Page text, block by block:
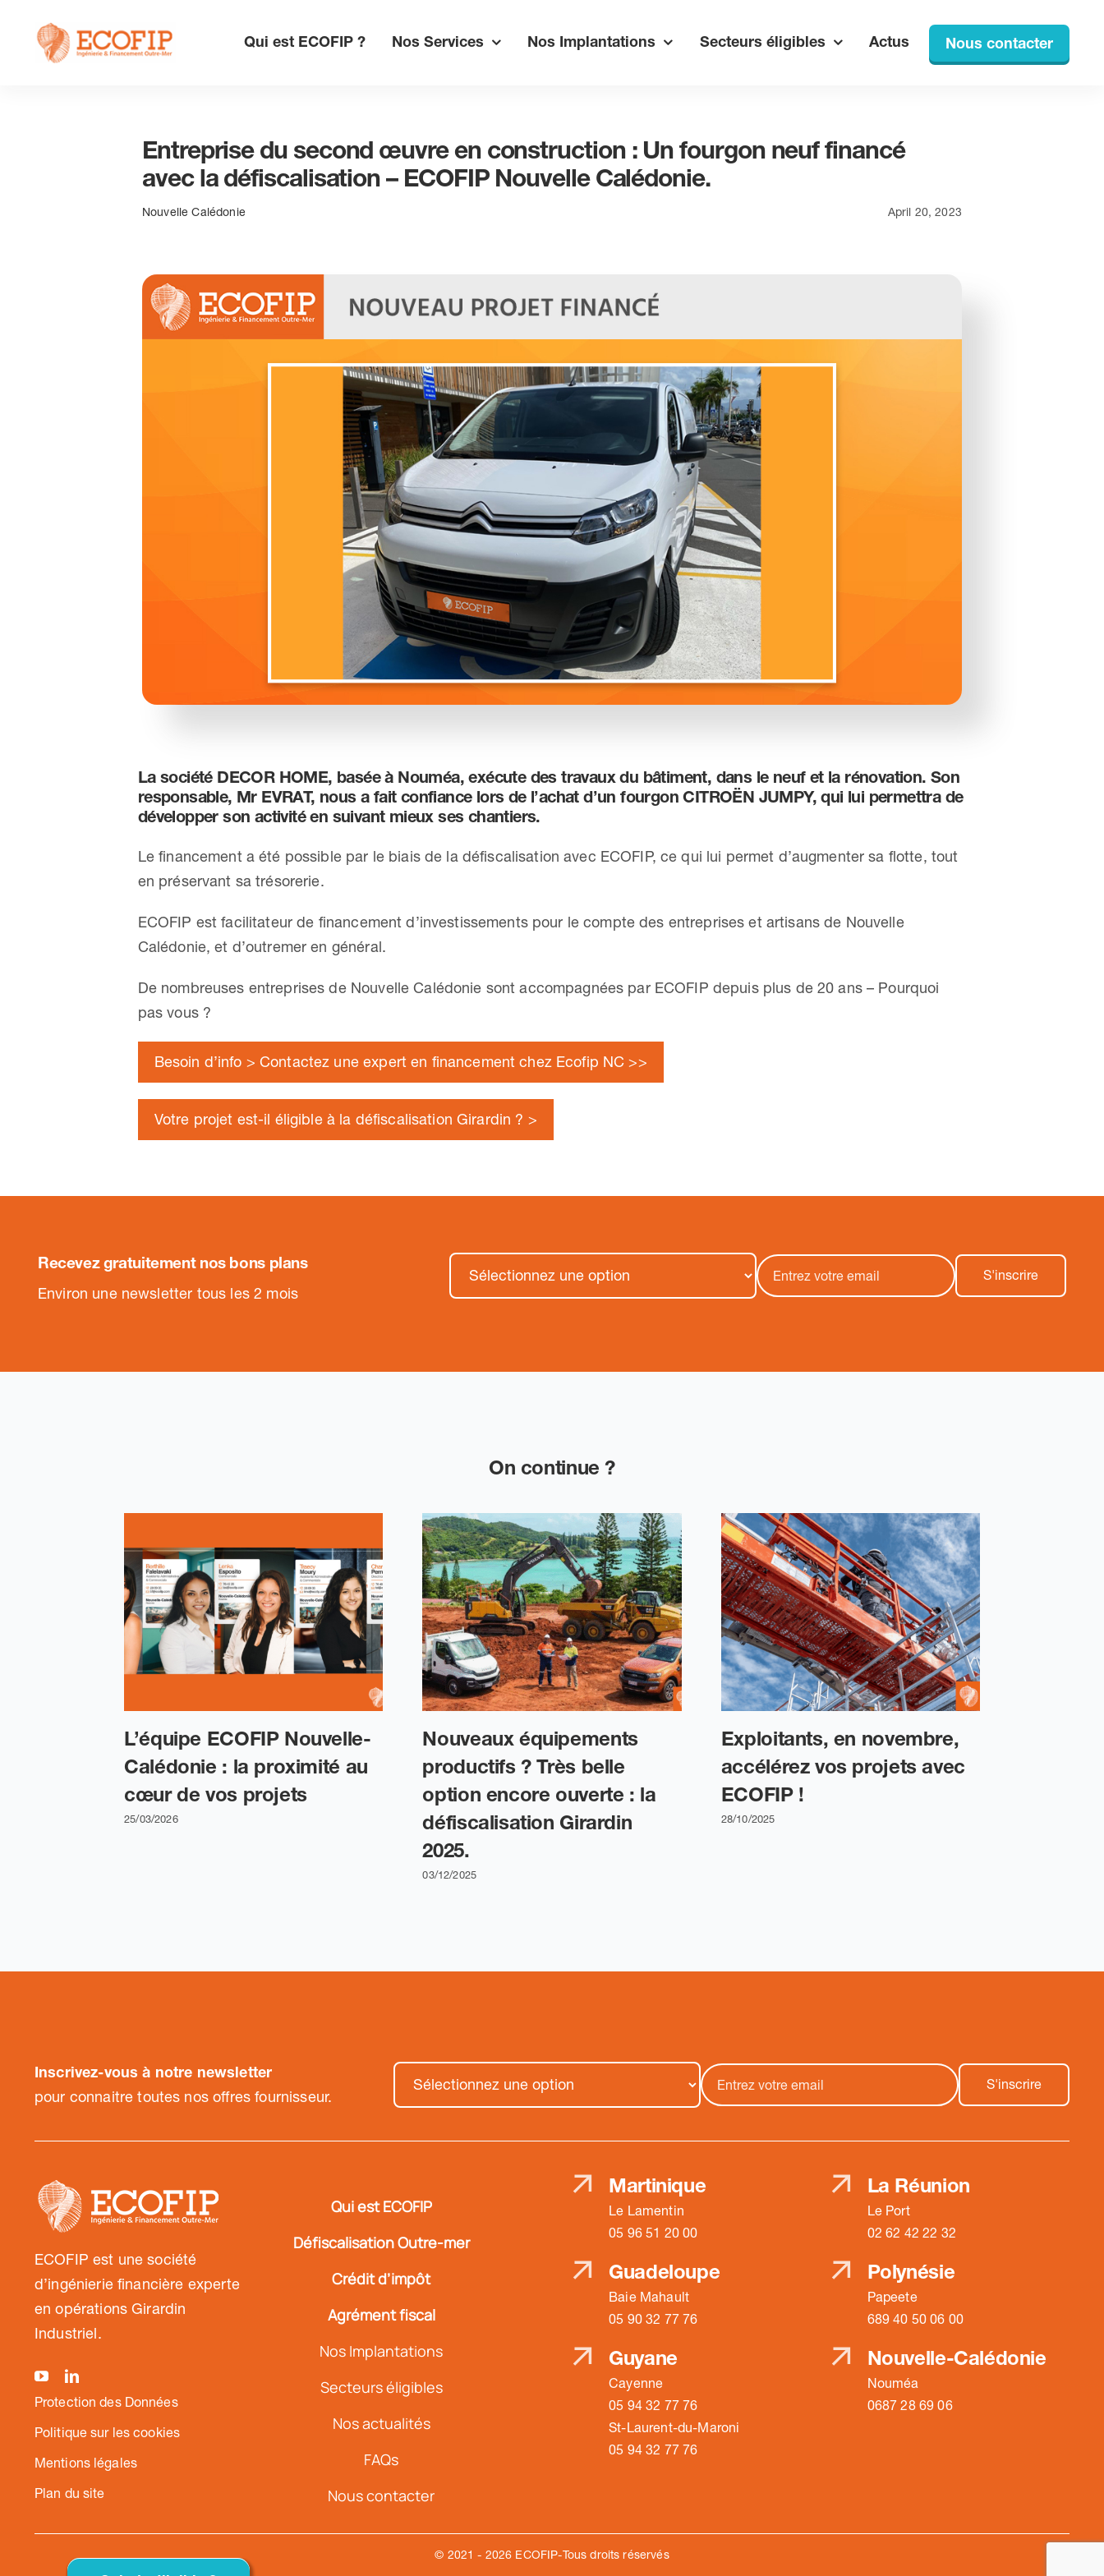
content
Qui est ECOFIP ? Nos Services Nos Implantations Secteurs éligibles Actus Nous contacter
Entreprise du second œuvre en construction : Un fourgon neuf financé
avec la défiscalisation – ECOFIP Nouvelle Calédonie.
Nouvelle Calédonie April 20, 2023
La société DECOR HOME, basée à Nouméa, exécute des travaux du bâtiment, dans le neuf et la rénovation. Son
responsable, Mr EVRAT, nous a fait confiance lors de l’achat d’un fourgon CITROËN JUMPY, qui lui permettra de
développer son activité en suivant mieux ses chantiers.
Le financement a été possible par le biais de la défiscalisation avec ECOFIP, ce qui lui permet d’augmenter sa flotte, tout
en préservant sa trésorerie.
ECOFIP est facilitateur de financement d’investissements pour le compte des entreprises et artisans de Nouvelle
Calédonie, et d’outremer en général.
De nombreuses entreprises de Nouvelle Calédonie sont accompagnées par ECOFIP depuis plus de 20 ans – Pourquoi
pas vous ?
Besoin d’info > Contactez une expert en financement chez Ecofip NC >>
Votre projet est-il éligible à la défiscalisation Girardin ? >
Recevez gratuitement nos bons plans.
Environ une newsletter tous les 2 mois
On continue ?
L’équipe ECOFIP Nouvelle-
Calédonie : la proximité au
cœur de vos projets
25/03/2026
Nouveaux équipements
productifs ? Très belle
option encore ouverte : la
défiscalisation Girardin
2025.
03/12/2025
Exploitants, en novembre,
accélérez vos projets avec
ECOFIP !
28/10/2025
Inscrivez-vous à notre newsletter
pour connaitre toutes nos offres fournisseur.
ECOFIP est une société
d’ingénierie financière experte
en opérations Girardin
Industriel.
Protection des Données
Politique sur les cookies
Mentions légales
Plan du site
Qui est ECOFIP
Défiscalisation Outre-mer
Crédit d’impôt
Agrément fiscal
Nos Implantations
Secteurs éligibles
Nos actualités
FAQs
Nous contacter
Martinique
Le Lamentin
05 96 51 20 00
Guadeloupe
Baie Mahault
05 90 32 77 76
Guyane
Cayenne
05 94 32 77 76
St-Laurent-du-Maroni
05 94 32 77 76
La Réunion
Le Port
02 62 42 22 32
Polynésie
Papeete
689 40 50 06 00
Nouvelle-Calédonie
Nouméa
0687 28 69 06
© 2021 - 2026 ECOFIP-Tous droits réservés